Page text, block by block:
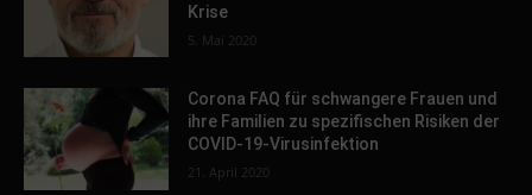
Krise
5. Mai 2020
Corona FAQ für schwangere Frauen und
ihre Familien zu spezifischen Risiken der
COVID-19-Virusinfektion
21. April 2020